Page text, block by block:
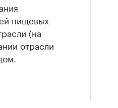
пищевых
(на
отрасли